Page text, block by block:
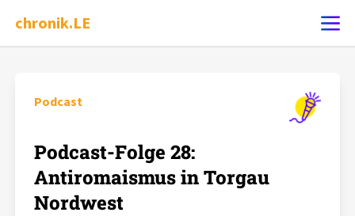
chronik.LE
Chronik
Dossiers
Podcast
Podcast-Folge 28:
Antiromaismus in Torgau
Nordwest